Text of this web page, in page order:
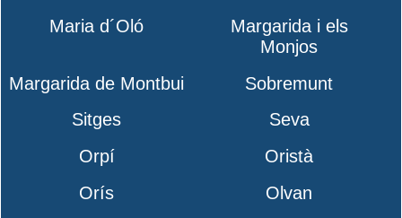
Maria d´Oló
Margarida i els
Monjos
Margarida de Montbui
Sobremunt
Sitges
Seva
Orpí
Oristà
Orís
Olvan